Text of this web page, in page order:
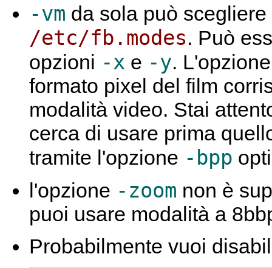
-vm da sola può
/etc/fb.modes. Può
opzioni -x e -y.
formato pixel del film
modalità video. Stai
cerca di usare prima
tramite l'opzione -bpp
l'opzione -zoom non è
puoi usare modalità a
Probabilmente vuoi